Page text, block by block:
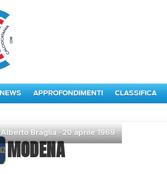
NEWS APPROFONDIMENTI CLASSIFICA
Braglia ·20 aprile 1969
MODENA